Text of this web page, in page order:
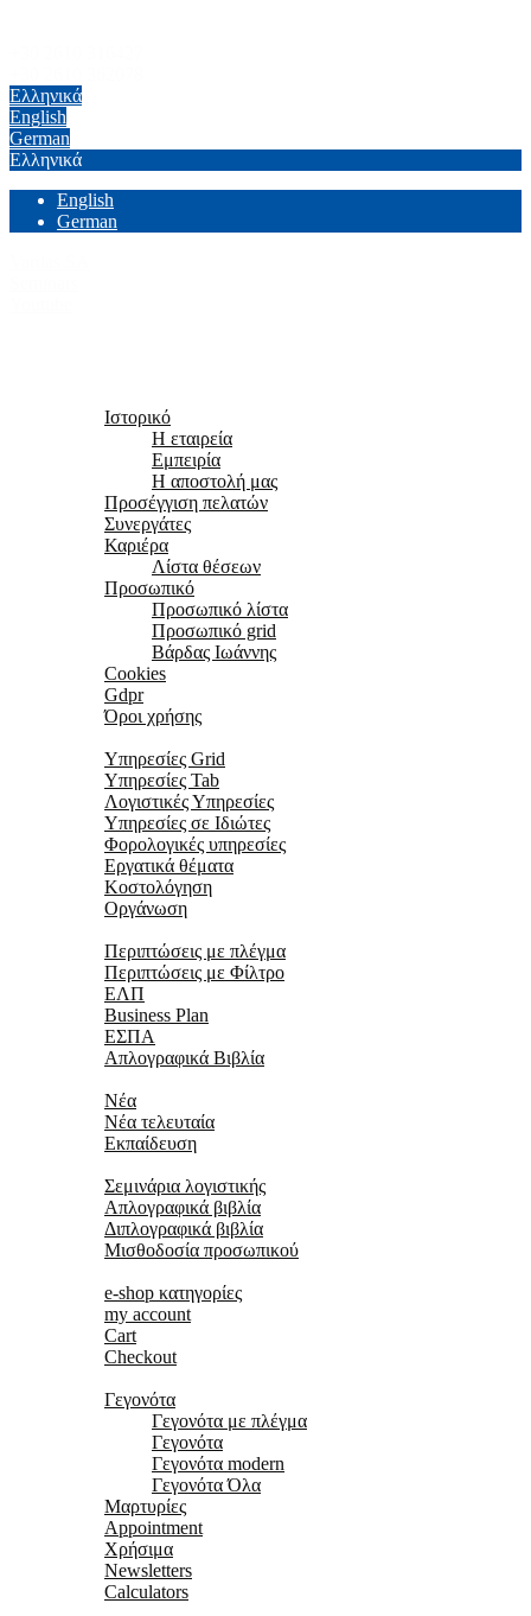
Ελληνικά
English
German
Ελληνικά
English
German
Ιστορικό
Η εταιρεία
Εμπειρία
Η αποστολή μας
Προσέγγιση πελατών
Συνεργάτες
Καριέρα
Λίστα θέσεων
Προσωπικό
Προσωπικό λίστα
Προσωπικό grid
Βάρδας Ιωάννης
Cookies
Gdpr
Όροι χρήσης
Υπηρεσίες Grid
Υπηρεσίες Tab
Λογιστικές Υπηρεσίες
Υπηρεσίες σε Ιδιώτες
Φορολογικές υπηρεσίες
Εργατικά θέματα
Κοστολόγηση
Οργάνωση
Περιπτώσεις με πλέγμα
Περιπτώσεις με Φίλτρο
ΕΛΠ
Business Plan
ΕΣΠΑ
Απλογραφικά Βιβλία
Νέα
Νέα τελευταία
Εκπαίδευση
Σεμινάρια λογιστικής
Απλογραφικά βιβλία
Διπλογραφικά βιβλία
Μισθοδοσία προσωπικού
e-shop κατηγορίες
my account
Cart
Checkout
Γεγονότα
Γεγονότα με πλέγμα
Γεγονότα
Γεγονότα modern
Γεγονότα Όλα
Μαρτυρίες
Appointment
Χρήσιμα
Newsletters
Calculators